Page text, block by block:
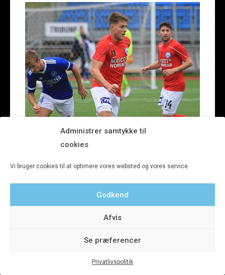
Administrer samtykke til
cookies
Vi bruger cookies til at optimere vores websted og vores service.
Godkend
Afvis
Se præferencer
Privatlivspolitik